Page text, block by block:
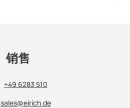
销售
+49 6283 510
sales@eirich.de